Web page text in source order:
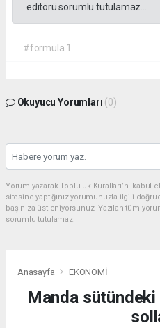
editörü sorumlu tutulamaz...
#formula 1
Okuyucu Yorumları (0)
Yorum yazarak Topluluk Kuralları’nı
sitesine yaptığınız yorumunuzla ilgili
başınıza üstleniyorsunuz. Yazılan tüm
sorumlu tutulamaz.
Anasayfa EKONOMİ
Manda